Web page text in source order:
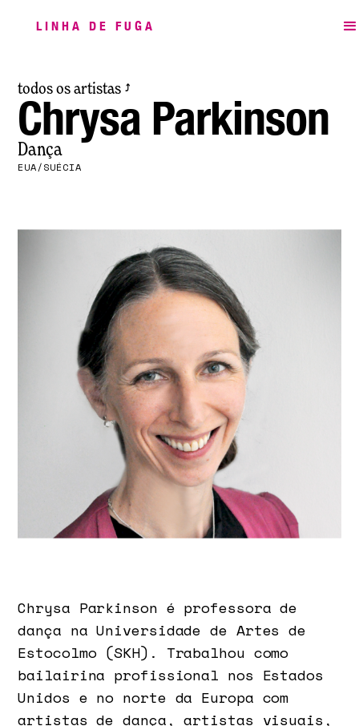
LINHA DE FUGA
todos os artistas ⤴
Chrysa Parkinson
Dança
EUA/SUÉCIA
Chrysa Parkinson é professora de
dança na Universidade de Artes de
Estocolmo (SKH). Trabalhou como
bailairina profissional nos Estados
Unidos e no norte da Europa com
artistas de dança, artistas visuais,